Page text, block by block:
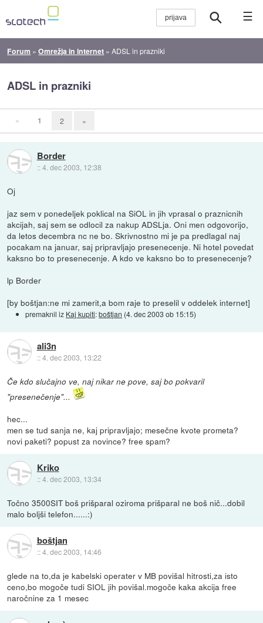
☰
Forum »Omrežja in internet »ADSL in prazniki
ADSL in prazniki
« 1 2 »
Border
::4. dec 2003, 12:38
Oj
jaz sem v ponedeljek poklical na SiOL in jih vprasal o praznicnih
akcijah, saj sem se odlocil za nakup ADSLja. Oni men odgovorijo,
da letos decembra nc ne bo. Skrivnostno mi je pa predlagal naj
pocakam na januar, saj pripravljajo presenecenje. Ni hotel povedat
kaksno bo to presenecenje. A kdo ve kaksno bo to presenecenje?
lp Border
[by boštjan:ne mi zamerit,a bom raje to preselil v oddelek internet]
premaknil iz Kaj kupiti:boštjan (4. dec 2003 ob 15:15)
ali3n
::4. dec 2003, 13:22
Če kdo slučajno ve, naj nikar ne pove, saj bo pokvaril
"presenečenje"...
hec...
men se tud sanja ne, kaj pripravljajo; mesečne kvote prometa?
novi paketi? popust za novince? free spam?
Kriko
::4. dec 2003, 13:34
Točno 3500SIT boš prišparal oziroma prišparal ne boš nič...dobil
malo boljši telefon......:)
boštjan
::4. dec 2003, 14:46
glede na to,da je kabelski operater v MB povišal hitrosti,za isto
ceno,bo mogoče tudi SIOL jih povišal.mogoče kaka akcija free
naročnine za 1 mesec